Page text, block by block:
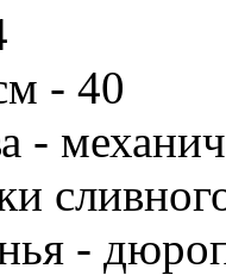
- 40
-
-